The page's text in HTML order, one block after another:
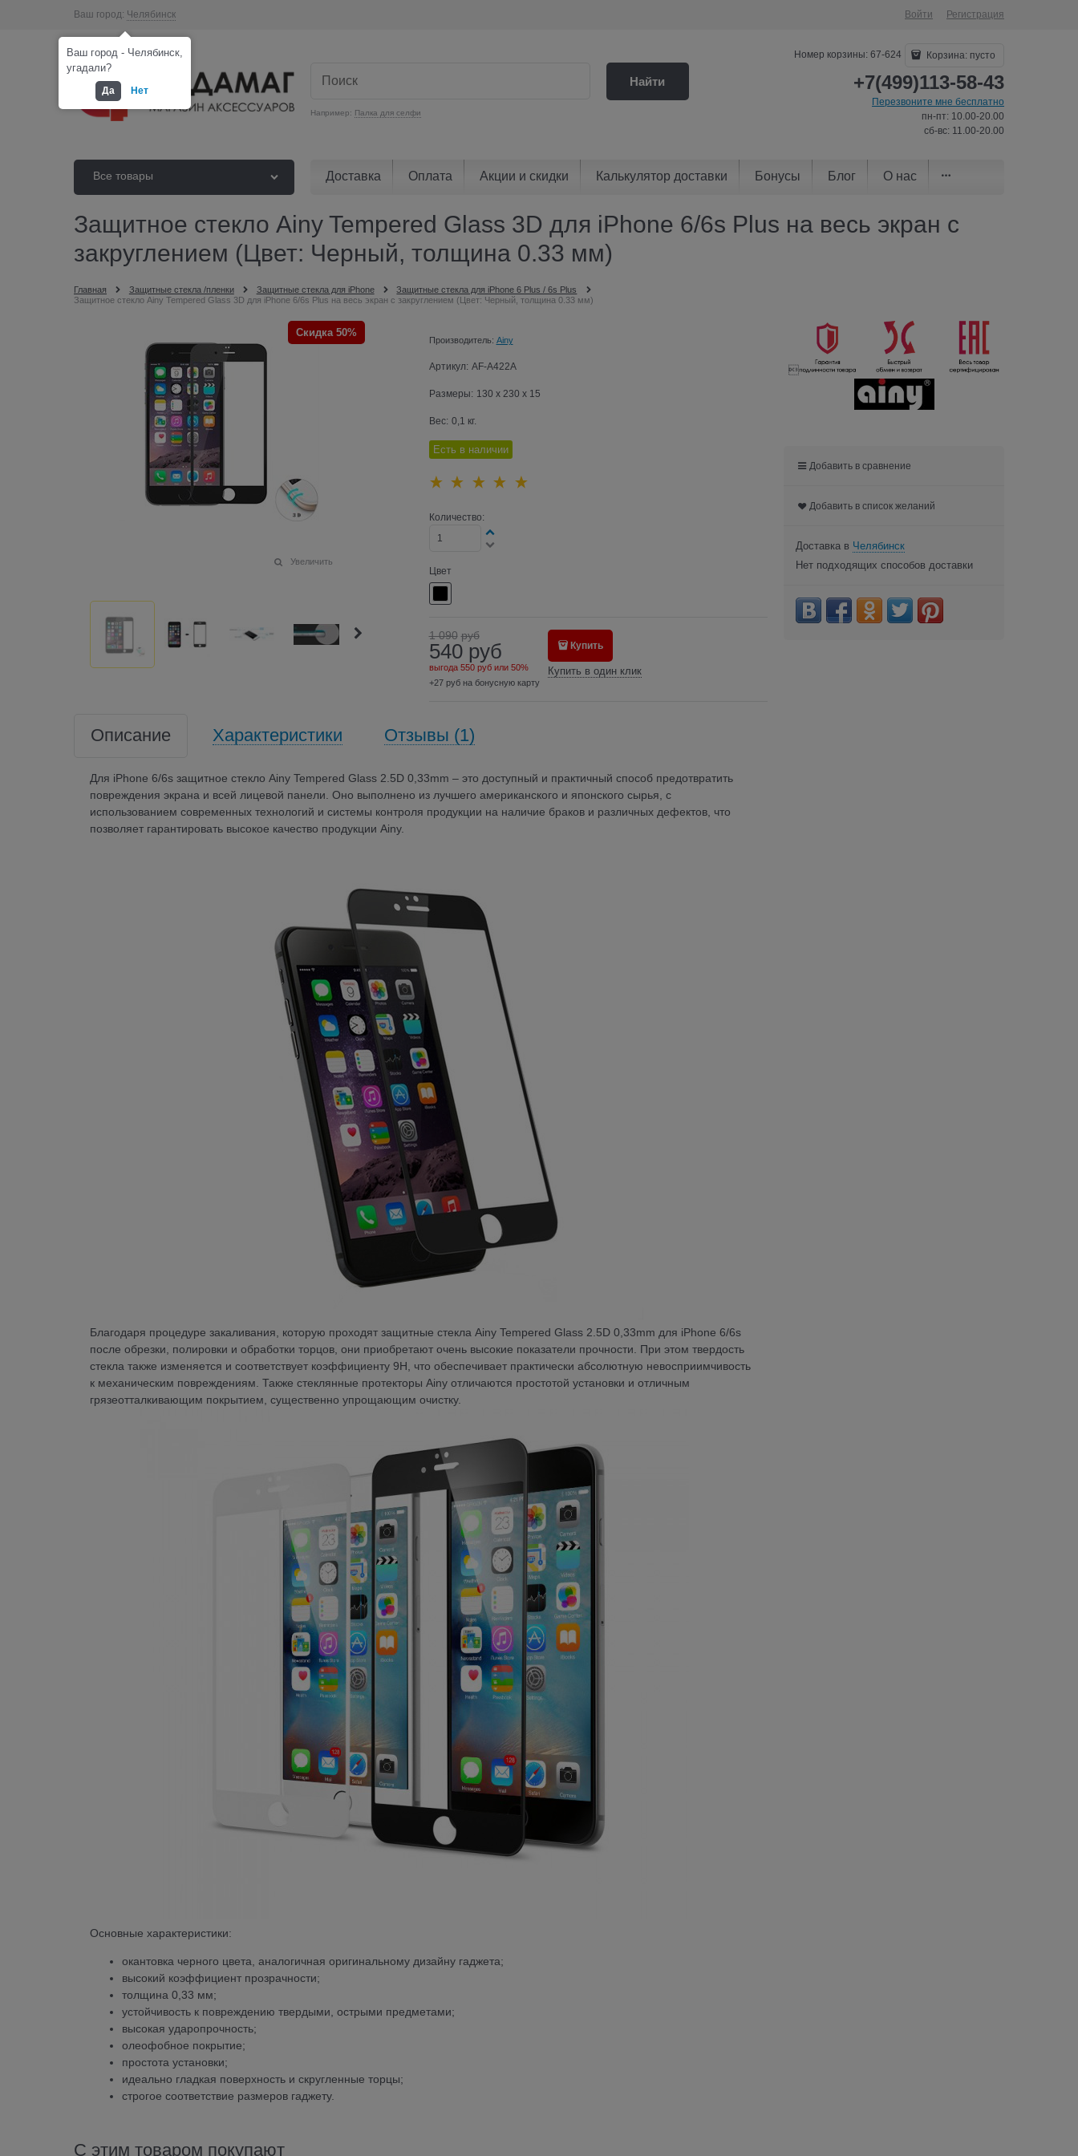
Ваш город: Челябинск Войти Регистрация
Например: Палка для селфи
Найти
Номер корзины: 67-624 Корзина: пусто
+7(499)113-58-43
Перезвоните мне бесплатно
пн-пт: 10.00-20.00
сб-вс: 11.00-20.00
Все товары Доставка Оплата Акции и скидки Калькулятор доставки Бонусы Блог О нас
Защитное стекло Ainy Tempered Glass 3D для iPhone 6/6s Plus на весь экран с
закруглением (Цвет: Черный, толщина 0.33 мм)
Главная Защитные стекла /пленки Защитные стекла для iPhone
Защитные стекла для iPhone 6 Plus / 6s Plus
Защитное стекло Ainy Tempered Glass 3D для iPhone 6/6s Plus на весь экран с закруглением (Цвет: Черный, толщина 0.33 мм)
Скидка 50%
Увеличить
Производитель: Ainy
Артикул: AF-A422A
Размеры: 130 x 230 x 15
Вес: 0,1 кг.
Есть в наличии
Количество:
Цвет
1 090 руб
540 руб
выгода 550 рубили 50%
+27 руб на бонусную карту
Купить
Купить в один клик
Описание Характеристики Отзывы (1)
Для iPhone 6/6s защитное стекло Ainy Tempered Glass 2.5D 0,33mm – это доступный и практичный способ предотвратить
повреждения экрана и всей лицевой панели. Оно выполнено из лучшего американского и японского сырья, с
использованием современных технологий и системы контроля продукции на наличие браков и различных дефектов, что
позволяет гарантировать высокое качество продукции Ainy.
Благодаря процедуре закаливания, которую проходят защитные стекла Ainy Tempered Glass 2.5D 0,33mm для iPhone 6/6s
после обрезки, полировки и обработки торцов, они приобретают очень высокие показатели прочности. При этом твердость
стекла также изменяется и соответствует коэффициенту 9Н, что обеспечивает практически абсолютную невосприимчивость
к механическим повреждениям. Также стеклянные протекторы Ainy отличаются простотой установки и отличным
грязеотталкивающим покрытием, существенно упрощающим очистку.
Основные характеристики:
окантовка черного цвета, аналогичная оригинальному дизайну гаджета;
высокий коэффициент прозрачности;
толщина 0,33 мм;
устойчивость к повреждению твердыми, острыми предметами;
высокая ударопрочность;
олеофобное покрытие;
простота установки;
идеально гладкая поверхность и скругленные торцы;
строгое соответствие размеров гаджету.
С этим товаром покупают

Добавить в сравнение
Добавить в список желаний
Доставка в Челябинск
Нет подходящих способов доставки
Ваш город - Челябинск,
угадали?
Да Нет